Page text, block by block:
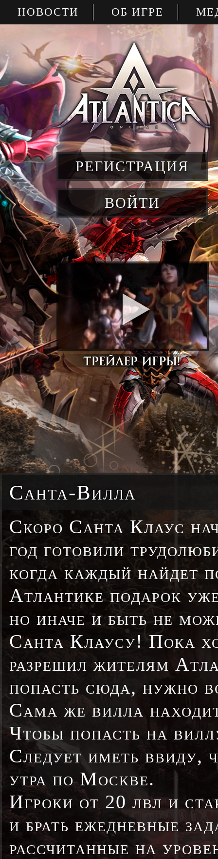
НОВОСТИ ОБ ИГРЕ
РЕГИСТРАЦИЯ
ВОЙТИ
Санта-Вилла
Скоро Санта Клаус
год готовили
когда каждый найдет
Атлантике подарок
но иначе и быть не
Санта Клаусу! Пока
разрешил жителям
попасть сюда, нужно
Сама же вилла
Чтобы попасть на
Следует иметь ввиду,
утра по Москве.
Игроки от 20 лвл и
и брать ежедневные
рассчитанные на